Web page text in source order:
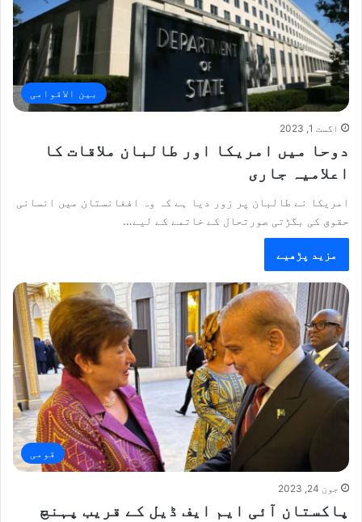
بین الاقوامی
اگست 1, 2023
دوحا میں امریکا اور طالبان ملاقات کا
اعلامیہ جاری
امریکا نے طالبان پر زور دیا ہے کہ وہ افغانستان میں انسانی
حقوق کی بگڑتی صورتحال کے خاتمے کے لیے…
مزید پڑھیے
قومی
جون 24, 2023
پاکستان آئی ایم ایف ڈیل کے قریب پہنچ